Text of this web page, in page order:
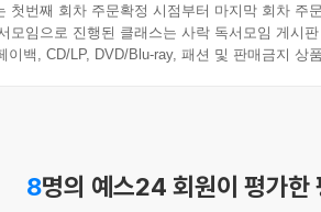
첫번째 회차 주문확정 시점부터 마지막 회차 주
모임으로 진행된 클래스는 사락 독서모임 게시
이백, CD/LP, DVD/Blu-ray, 패션 및 판매금지 상
8명의 예스24 회원이 평가한